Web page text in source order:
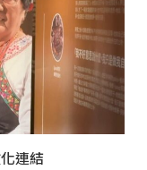
連結